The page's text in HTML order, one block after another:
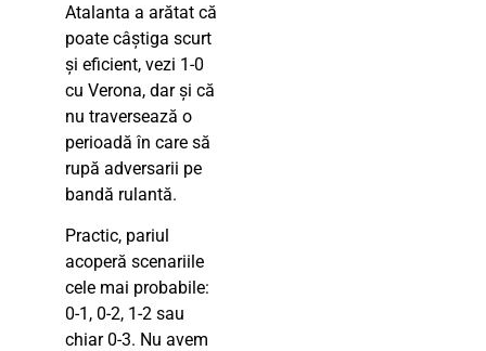
Atalanta a arătat că
poate câștiga scurt
și eficient, vezi 1-0
cu Verona, dar și că
nu traversează o
perioadă în care să
rupă adversarii pe
bandă rulantă.
Practic, pariul
acoperă scenariile
cele mai probabile:
0-1, 0-2, 1-2 sau
chiar 0-3. Nu avem